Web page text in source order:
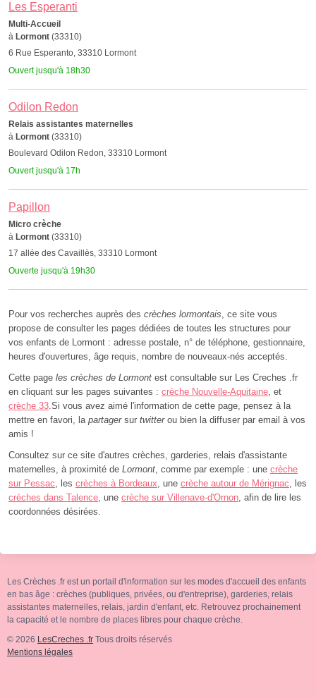
Les Esperanti
Multi-Accueil
à Lormont (33310)
6 Rue Esperanto, 33310 Lormont
Ouvert jusqu'à 18h30
Odilon Redon
Relais assistantes maternelles
à Lormont (33310)
Boulevard Odilon Redon, 33310 Lormont
Ouvert jusqu'à 17h
Papillon
Micro crèche
à Lormont (33310)
17 allée des Cavaillès, 33310 Lormont
Ouverte jusqu'à 19h30
Pour vos recherches auprès des crèches lormontais, ce site vous
propose de consulter les pages dédiées de toutes les structures pour
vos enfants de Lormont : adresse postale, n° de téléphone, gestionnaire,
heures d'ouvertures, âge requis, nombre de nouveaux-nés acceptés.
Cette page les crèches de Lormont est consultable sur Les Creches .fr
en cliquant sur les pages suivantes : crèche Nouvelle-Aquitaine, et
crèche 33.Si vous avez aimé l'information de cette page, pensez à la
mettre en favori, la partagersur twitterou bien la diffuser par email à vos
amis !
Consultez sur ce site d'autres crèches, garderies, relais d'assistante
maternelles, à proximité de Lormont, comme par exemple : une crèche
sur Pessac, les crèches à Bordeaux, une crèche autour de Mérignac, les
crèches dans Talence, une crèche sur Villenave-d'Ornon, afin de lire les
coordonnées désirées.
Les Crèches .fr est un portail d'information sur les modes d'accueil des enfants
en bas âge : crèches (publiques, privées, ou d'entreprise), garderies, relais
assistantes maternelles, relais, jardin d'enfant, etc. Retrouvez prochainement
la capacité et le nombre de places libres pour chaque crèche.
© 2026 LesCreches .fr Tous droits réservés
Mentions légales